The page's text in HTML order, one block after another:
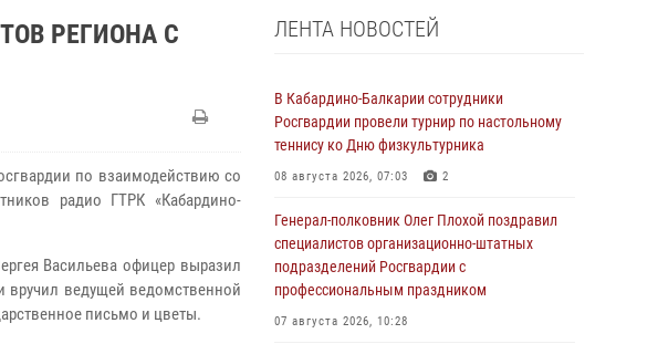
РЕГИОНА С
по взаимодействию со
радио ГТРК «Кабардино-
Васильева офицер выразил
вручил ведущей ведомственной
письмо и цветы.
ЛЕНТА НОВОСТЕЙ
В Кабардино-Балкарии сотрудники
Росгвардии провели турнир по настольному
теннису ко Дню физкультурника
08 августа 2026, 07:03 2
Генерал-полковник Олег Плохой поздравил
специалистов организационно-штатных
подразделений Росгвардии с
профессиональным праздником
07 августа 2026, 10:28